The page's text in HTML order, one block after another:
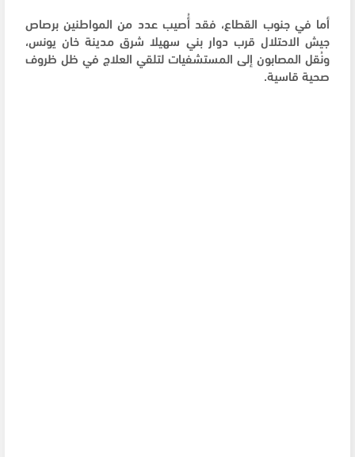
أما في جنوب القطاع، فقد أُصيب عدد من المواطنين برصاص
جيش الاحتلال قرب دوار بني سهيلا شرق مدينة خان يونس،
ونُقل المصابون إلى المستشفيات لتلقي العلاج في ظل ظروف
صحية قاسية.